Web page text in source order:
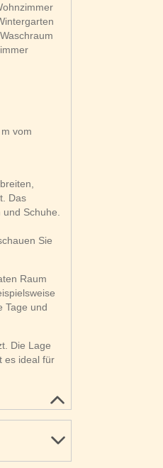
Waschraum
vom
Das
Schuhe.
Sie
Raum
Tage und
Die Lage
es ideal für